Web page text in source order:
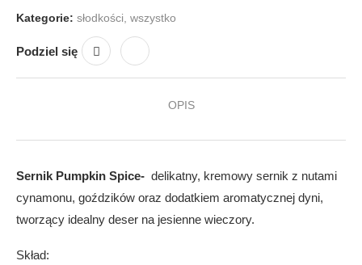
Kategorie: słodkości wszystko
Podziel się
OPIS
Sernik Pumpkin Spice- delikatny, kremowy sernik z nutami
cynamonu, goździków oraz dodatkiem aromatycznej dyni,
tworzący idealny deser na jesienne wieczory.
Skład: